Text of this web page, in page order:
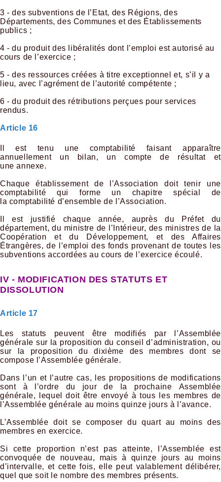
3 - des subventions de l’Etat, des Régions, des
Départements, des Communes et des Établissements
publics ;
4 - du produit des libéralités dont l’emploi est autorisé au
cours de l’exercice ;
5 - des ressources créées à titre exceptionnel et, s’il y a
lieu, avec l’agrément de l’autorité compétente ;
6 - du produit des rétributions perçues pour services
rendus.
Article 16
Il est tenu une comptabilité faisant apparaître
annuellement un bilan, un compte de résultat et
une annexe.
Chaque établissement de l’Association doit tenir une
comptabilité qui forme un chapitre spécial de
la comptabilité d’ensemble de l’Association.
Il est justifié chaque année, auprès du Préfet du
département, du ministre de l’Intérieur, des ministres de la
Coopération et du Développement, et des Affaires
Étrangères, de l’emploi des fonds provenant de toutes les
subventions accordées au cours de l’exercice écoulé.
IV - MODIFICATION DES STATUTS ET
DISSOLUTION
Article 17
Les statuts peuvent être modifiés par l’Assemblée
générale sur la proposition du conseil d’administration, ou
sur la proposition du dixième des membres dont se
compose l’Assemblée générale.
Dans l’un et l’autre cas, les propositions de modifications
sont à l’ordre du jour de la prochaine Assemblée
générale, lequel doit être envoyé à tous les membres de
l’Assemblée générale au moins quinze jours à l’avance.
L’Assemblée doit se composer du quart au moins des
membres en exercice.
Si cette proportion n’est pas atteinte, l’Assemblée est
convoquée de nouveau, mais à quinze jours au moins
d’intervalle, et cette fois, elle peut valablement délibérer,
quel que soit le nombre des membres présents.